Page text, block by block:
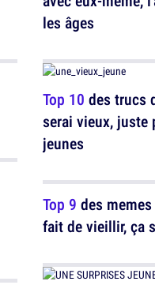
les âges
Top 10 des trucs
serai vieux, juste
jeunes
Top 9 des
fait de vieillir, ça